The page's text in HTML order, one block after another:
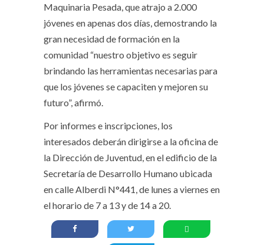
Maquinaria Pesada, que atrajo a 2.000
jóvenes en apenas dos días, demostrando la
gran necesidad de formación en la
comunidad “nuestro objetivo es seguir
brindando las herramientas necesarias para
que los jóvenes se capaciten y mejoren su
futuro”, afirmó.
Por informes e inscripciones, los
interesados deberán dirigirse a la oficina de
la Dirección de Juventud, en el edificio de la
Secretaría de Desarrollo Humano ubicada
en calle Alberdi N°441, de lunes a viernes en
el horario de 7 a 13 y de 14 a 20.